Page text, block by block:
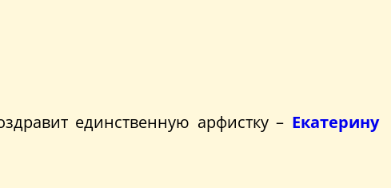
единственную арфистку – Екатерину